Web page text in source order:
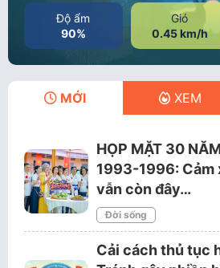
Độ ẩm
90%
Gió
0.45 km/h
MỚI XEM
HỌP MẶT 30
1993-1996: Cảm
vẫn còn đây…
Đời sống
Cải cách thủ tục